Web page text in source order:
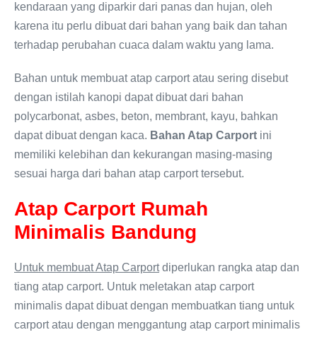
kendaraan yang diparkir dari panas dan hujan, oleh
karena itu perlu dibuat dari bahan yang baik dan tahan
terhadap perubahan cuaca dalam waktu yang lama.
Bahan untuk membuat atap carport atau sering disebut
dengan istilah kanopi dapat dibuat dari bahan
polycarbonat, asbes, beton, membrant, kayu, bahkan
dapat dibuat dengan kaca. Bahan Atap Carport ini
memiliki kelebihan dan kekurangan masing-masing
sesuai harga dari bahan atap carport tersebut.
Atap Carport Rumah
Minimalis Bandung
Untuk membuat Atap Carportdiperlukan rangka atap dan
tiang atap carport. Untuk meletakan atap carport
minimalis dapat dibuat dengan membuatkan tiang untuk
carport atau dengan menggantung atap carport minimalis